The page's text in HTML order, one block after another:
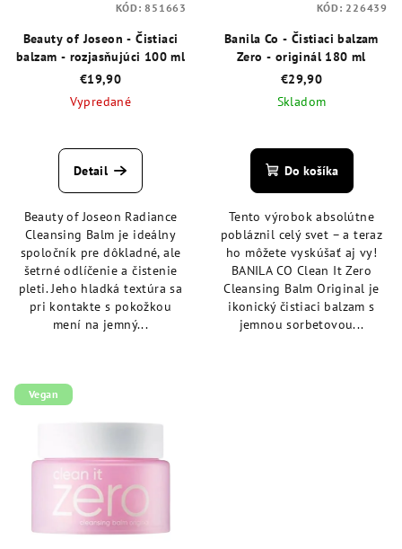
Beauty of Joseon - Čistiaci
balzam - rozjasňujúci 100 ml
€19,90
Vypredané
hodnotenie
produktu
z
5
hviezdičiek.
Detail
Beauty of Joseon Radiance
Cleansing Balm je ideálny
spoločník pre dôkladné, ale
šetrné odlíčenie a čistenie
pleti. Jeho hladká textúra sa
pri kontakte s pokožkou
mení na jemný...
KÓD:851663
Banila Co - Čistiaci balzam
Zero - originál 180 ml
€29,90
Skladom
hodnotenie
produktu
z
5
hviezdičiek.
Do košíka
Tento výrobok absolútne
pobláznil celý svet – a teraz
ho môžete vyskúšať aj vy!
BANILA CO Clean It Zero
Cleansing Balm Original je
ikonický čistiaci balzam s
jemnou sorbetovou...
KÓD: 226439
Vegan